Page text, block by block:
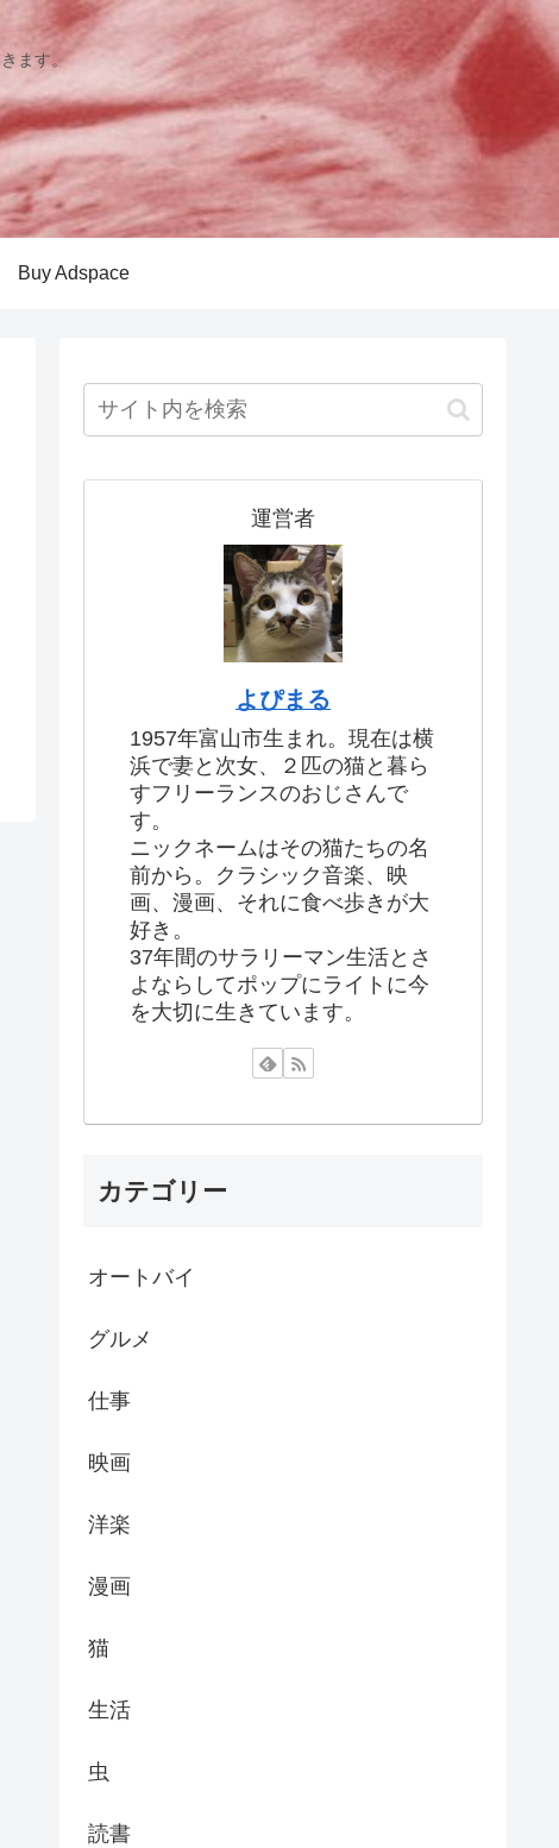
ます。
Buy Adspace
運営者
よぴまる
1957年富山市生まれ。現在は横
浜で妻と次女、２匹の猫と暮ら
すフリーランスのおじさんで
す。
ニックネームはその猫たちの名
前から。クラシック音楽、映
画、漫画、それに食べ歩きが大
好き。
37年間のサラリーマン生活とさ
よならしてポップにライトに今
を大切に生きています。
カテゴリー
オートバイ
グルメ
仕事
映画
洋楽
漫画
猫
生活
虫
読書